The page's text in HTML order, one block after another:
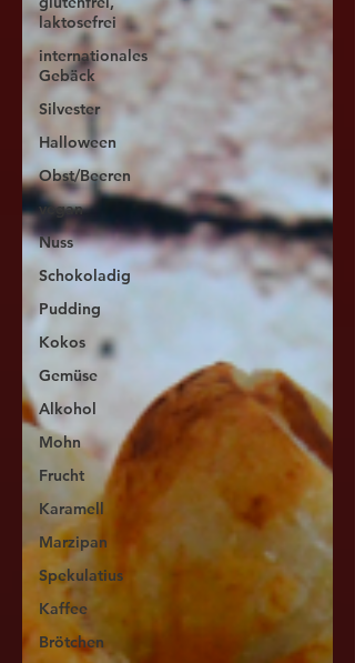
laktosefrei
internationales
Gebäck
Silvester
Halloween
Obst/Beeren
vegan
Nuss
Schokoladig
Pudding
Kokos
Gemüse
Alkohol
Mohn
Frucht
Karamell
Marzipan
Spekulatius
Kaffee
Brötchen